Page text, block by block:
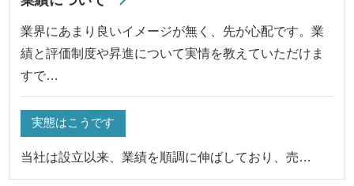
業界にあまり良いイメージが無く、先が心配です。業
績と評価制度や昇進について実情を教えていただけま
すで…
実態はこうです
当社は設立以来、業績を順調に伸ばしており、売…